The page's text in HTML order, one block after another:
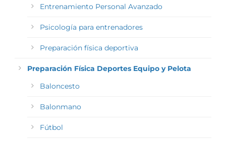
Entrenamiento Personal Avanzado
Psicología para entrenadores
Preparación física deportiva
Preparación Física Deportes Equipo y Pelota
Baloncesto
Balonmano
Fútbol